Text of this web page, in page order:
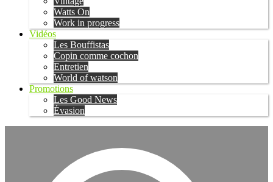
Watts On
Work in progress
Vidéos
Les Bouffistas
Copin comme cochon
Entretien
World of watson
Promotions
Les Good News
Évasion